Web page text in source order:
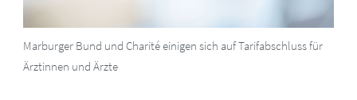
Marburger Bund und Charité einigen sich auf Tarifabschluss für
Ärztinnen und Ärzte